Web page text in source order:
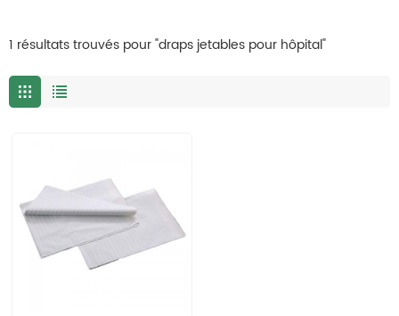
1 résultats trouvés pour "draps jetables pour hôpital"